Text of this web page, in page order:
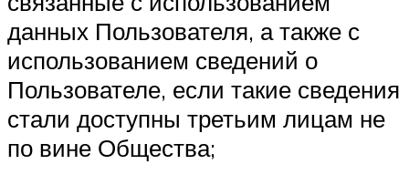
данных Пользователя, а также с
использованием сведений о
Пользователе, если такие сведения
стали доступны третьим лицам не
по вине Общества;